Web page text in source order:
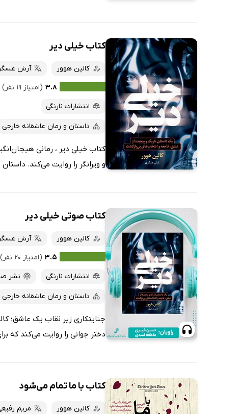
کتاب خیلی دیر
کالین هوور
آرش
۳.۸ (امتیاز ۱۹ نفر)
انتشارات نارنگی
داستان و رمان عاشقانه خارجی
کتاب خیلی دیر ، رمانی
و ویرانگر را روایت می‌کند.
کتاب صوتی خیلی دیر
کالین هوور
آرش
۳.۵ (امتیاز ۲۰ نفر)
انتشارات نارنگی
نشر
داستان و رمان عاشقانه خارجی
جنایتکاری زیر نقاب یک عاشق؛
دختر جوانی را روایت می‌کند که
کتاب با ما تمام می‌شود
کالین هوور
مریم